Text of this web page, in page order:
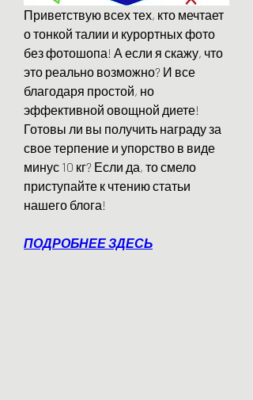
Приветствую всех тех, кто мечтает
о тонкой талии и курортных фото
без фотошопа! А если я скажу, что
это реально возможно? И все
благодаря простой, но
эффективной овощной диете!
Готовы ли вы получить награду за
свое терпение и упорство в виде
минус 10 кг? Если да, то смело
приступайте к чтению статьи
нашего блога!
ПОДРОБНЕЕ ЗДЕСЬ